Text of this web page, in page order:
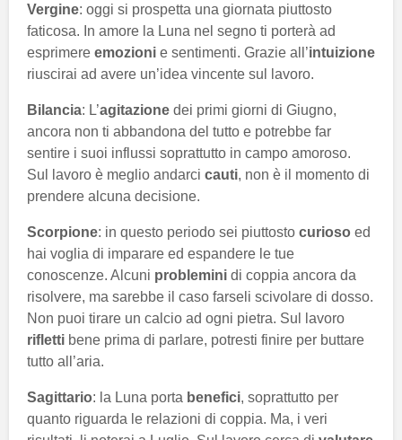
Vergine: oggi si prospetta una giornata piuttosto
faticosa. In amore la Luna nel segno ti porterà ad
esprimere emozioni e sentimenti. Grazie all’intuizione
riuscirai ad avere un’idea vincente sul lavoro.
Bilancia: L’agitazione dei primi giorni di Giugno,
ancora non ti abbandona del tutto e potrebbe far
sentire i suoi influssi soprattutto in campo amoroso.
Sul lavoro è meglio andarci cauti, non è il momento di
prendere alcuna decisione.
Scorpione: in questo periodo sei piuttosto curioso ed
hai voglia di imparare ed espandere le tue
conoscenze. Alcuni problemini di coppia ancora da
risolvere, ma sarebbe il caso farseli scivolare di dosso.
Non puoi tirare un calcio ad ogni pietra. Sul lavoro
rifletti bene prima di parlare, potresti finire per buttare
tutto all’aria.
Sagittario: la Luna porta benefici, soprattutto per
quanto riguarda le relazioni di coppia. Ma, i veri